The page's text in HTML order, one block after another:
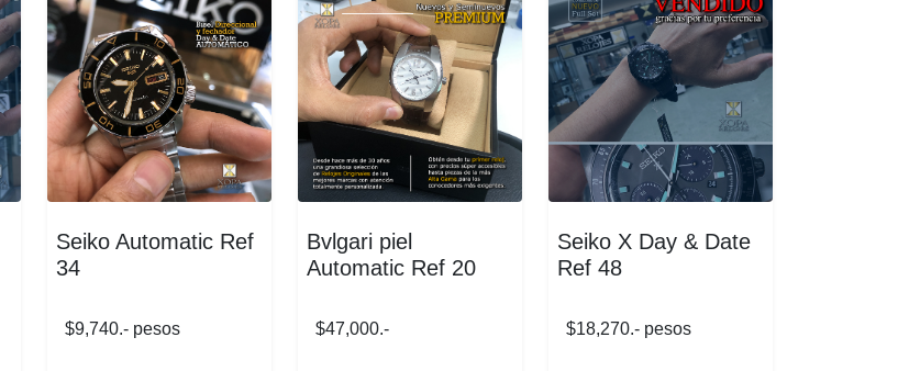
Seiko Automatic Ref
34
$9,740.- pesos
Bvlgari piel
Automatic Ref 20
$47,000.-
Seiko X Day & Date
Ref 48
$18,270.- pesos